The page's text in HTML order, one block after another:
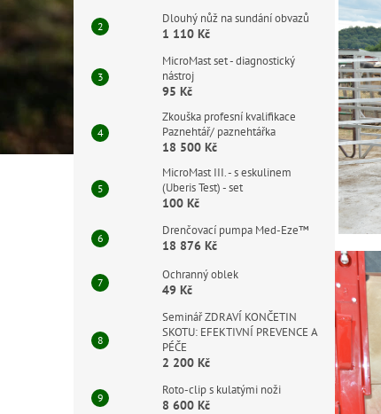
Dlouhý nůž na sundání obvazů
1 110 Kč
MicroMast set - diagnostický
nástroj
95 Kč
Zkouška profesní kvalifikace
Paznehtář/ paznehtářka
18 500 Kč
MicroMast III. - s eskulinem
(Uberis Test) - set
100 Kč
Drenčovací pumpa Med-Eze™
18 876 Kč
Ochranný oblek
49 Kč
Seminář ZDRAVÍ KONČETIN
SKOTU: EFEKTIVNÍ PREVENCE A
PÉČE
2 200 Kč
Roto-clip s kulatými noži
8 600 Kč